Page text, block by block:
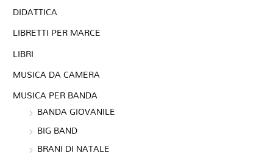
DIDATTICA
LIBRETTI PER MARCE
LIBRI
MUSICA DA CAMERA
MUSICA PER BANDA
BANDA GIOVANILE
BIG BAND
BRANI DI NATALE